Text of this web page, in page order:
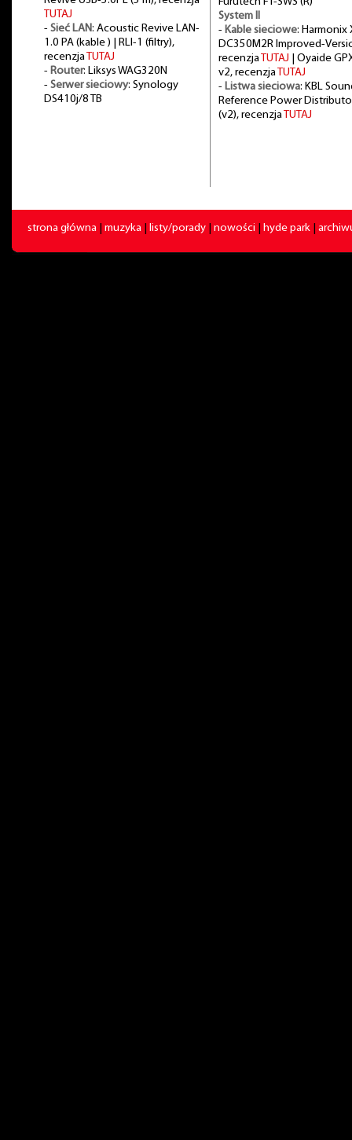
TUTAJ
- Sieć LAN: Acoustic Revive LAN-
1.0 PA (kable ) | RLI-1 (filtry),
recenzja TUTAJ
- Router: Liksys WAG320N
- Serwer sieciowy: Synology
DS410j/8 TB
System II
- Kable sieciowe: Harmonix
DC350M2R Improved-
recenzja TUTAJ | Oyaide
v2, recenzja TUTAJ
- Listwa sieciowa: KBL
Reference Power
(v2), recenzja TUTAJ
strona główna muzyka listy/porady nowości hyde park